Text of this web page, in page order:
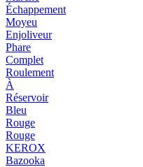
Échappement
Moyeu
Enjoliveur
Phare
Complet
Roulement
À
Réservoir
Bleu
Rouge
Rouge
KEROX
Bazooka